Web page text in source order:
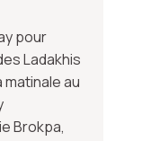
pour
Ladakhis
au
Brokpa,